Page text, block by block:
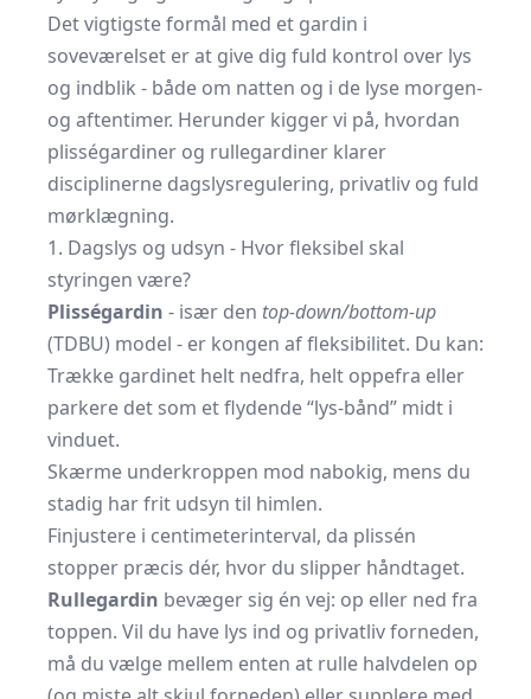
Det vigtigste formål med et gardin i
soveværelset er at give dig fuld kontrol over lys
og indblik - både om natten og i de lyse morgen-
og aftentimer. Herunder kigger vi på, hvordan
plisségardiner og rullegardiner klarer
disciplinerne dagslysregulering, privatliv og fuld
mørklægning.
1. Dagslys og udsyn - Hvor fleksibel skal
styringen være?
Plisségardin - især den top-down/bottom-up
(TDBU) model - er kongen af fleksibilitet. Du kan:
Trække gardinet helt nedfra, helt oppefra eller
parkere det som et flydende “lys-bånd” midt i
vinduet.
Skærme underkroppen mod nabokig, mens du
stadig har frit udsyn til himlen.
Finjustere i centimeterinterval, da plissén
stopper præcis dér, hvor du slipper håndtaget.
Rullegardin bevæger sig én vej: op eller ned fra
toppen. Vil du have lys ind og privatliv forneden,
må du vælge mellem enten at rulle halvdelen op